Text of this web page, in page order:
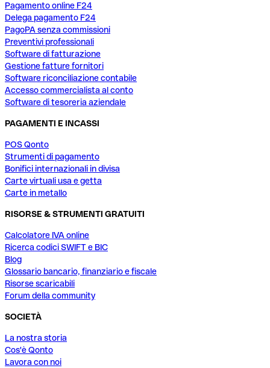
Pagamento online F24
Delega pagamento F24
PagoPA senza commissioni
Preventivi professionali
Software di fatturazione
Gestione fatture fornitori
Software riconciliazione contabile
Accesso commercialista al conto
Software di tesoreria aziendale
PAGAMENTI E INCASSI
POS Qonto
Strumenti di pagamento
Bonifici internazionali in divisa
Carte virtuali usa e getta
Carte in metallo
RISORSE & STRUMENTI GRATUITI
Calcolatore IVA online
Ricerca codici SWIFT e BIC
Blog
Glossario bancario, finanziario e fiscale
Risorse scaricabili
Forum della community
SOCIETÀ
La nostra storia
Cos'è Qonto
Lavora con noi